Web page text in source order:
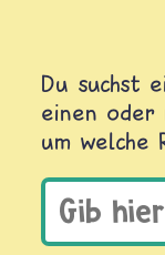
Du suchst
einen oder
um welche